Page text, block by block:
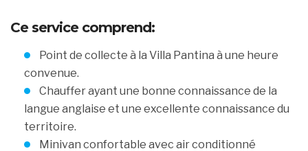
Ce service comprend:
Point de collecte à la Villa Pantina à une heure
convenue.
Chauffer ayant une bonne connaissance de la
langue anglaise et une excellente connaissance du
territoire.
Minivan confortable avec air conditionné